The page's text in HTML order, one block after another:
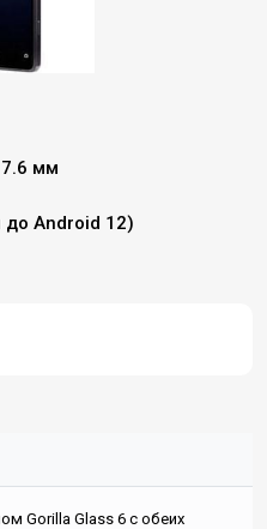
мм
Android 12)
Gorilla Glass 6 с обеих